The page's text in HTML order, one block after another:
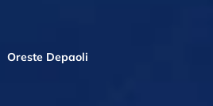
Oreste Depaoli